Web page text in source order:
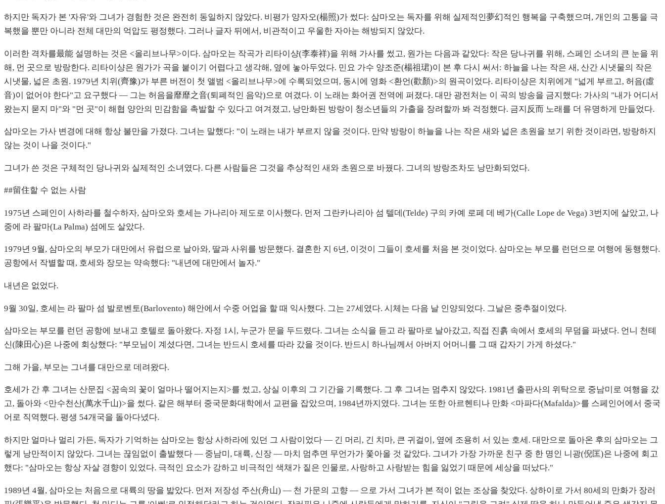
하지만 독자가 본 '자유'와 그녀가 경험한 것은 완전히 동일하지 않았다. 비평가 양자오(楊照)가 썼다: 삼마오는 독자를 위해 실제적인夢幻적인 행복을 구축했으며, 개인의 고통을 극
복했을 뿐만 아니라 전체 대만의 억압도 평정했다. 그러나 글자 뒤에서, 비관적이고 우울한 자아는 해방되지 않았다.
이러한 격차를最能 설명하는 것은 <올리브나무>이다. 삼마오는 작곡가 리타이샹(李泰祥)을 위해 가사를 썼고, 원가는 다음과 같았다: 작은 당나귀를 위해, 스페인 소녀의 큰 눈을 위
해, 먼 곳으로 방랑한다. 리타이샹은 원가가 곡을 붙이기 어렵다고 생각해, 옆에 놓아두었다. 민요 가수 양조준(楊祖珺)이 본 후 다시 써서: 하늘을 나는 작은 새, 산간 시냇물의 작은
시냇물, 넓은 초원. 1979년 치위(齊豫)가 부른 버전이 첫 앨범 <올리브나무>에 수록되었으며, 동시에 영화 <환언(歡顏)>의 원곡이었다. 리타이샹은 치위에게 "넓게 부르고, 허음(虛
音)이 없어야 한다"고 요구했다 — 그는 허음을靡靡之音(퇴폐적인 음악)으로 여겼다. 이 노래는 화어권 전역에 퍼졌다. 대만 광전처는 이 곡의 방송을 금지했다: 가사의 "내가 어디서
왔는지 묻지 마"와 "먼 곳"이 해협 양안의 민감함을 촉발할 수 있다고 여겨졌고, 낭만화된 방랑이 청소년들의 가출을 장려할까 봐 걱정했다. 금지反而 노래를 더 유명하게 만들었다.
삼마오는 가사 변경에 대해 항상 불만을 가졌다. 그녀는 말했다: "이 노래는 내가 부르지 않을 것이다. 만약 방랑이 하늘을 나는 작은 새와 넓은 초원을 보기 위한 것이라면, 방랑하지
않는 것이 나을 것이다."
그녀가 쓴 것은 구체적인 당나귀와 실제적인 소녀였다. 다른 사람들은 그것을 추상적인 새와 초원으로 바꿨다. 그녀의 방랑조차도 낭만화되었다.
##留住할 수 없는 사람
1975년 스페인이 사하라를 철수하자, 삼마오와 호세는 가나리아 제도로 이사했다. 먼저 그란카나리아 섬 텔데(Telde) 구의 카예 로페 데 베가(Calle Lope de Vega) 3번지에 살았고, 나
중에 라 팔마(La Palma) 섬에도 살았다.
1979년 9월, 삼마오의 부모가 대만에서 유럽으로 날아와, 딸과 사위를 방문했다. 결혼한 지 6년, 이것이 그들이 호세를 처음 본 것이었다. 삼마오는 부모를 런던으로 여행에 동행했다.
공항에서 작별할 때, 호세와 장모는 약속했다: "내년에 대만에서 놀자."
내년은 없었다.
9월 30일, 호세는 라 팔마 섬 발로벤토(Barlovento) 해안에서 수중 어업을 할 때 익사했다. 그는 27세였다. 시체는 다음 날 인양되었다. 그날은 중추절이었다.
삼마오는 부모를 런던 공항에 보내고 호텔로 돌아왔다. 자정 1시, 누군가 문을 두드렸다. 그녀는 소식을 듣고 라 팔마로 날아갔고, 직접 진흙 속에서 호세의 무덤을 파냈다. 언니 천톄
신(陳田心)은 나중에 회상했다: "부모님이 계셨다면, 그녀는 반드시 호세를 따라 갔을 것이다. 반드시 하나님께서 아버지 어머니를 그 때 갑자기 가게 하셨다."
그해 가을, 부모는 그녀를 대만으로 데려왔다.
호세가 간 후 그녀는 산문집 <꿈속의 꽃이 얼마나 떨어지는지>를 썼고, 상실 이후의 그 기간을 기록했다. 그 후 그녀는 멈추지 않았다. 1981년 출판사의 위탁으로 중남미로 여행을 갔
고, 돌아와 <만수천산(萬水千山)>을 썼다. 같은 해부터 중국문화대학에서 교편을 잡았으며, 1984년까지였다. 그녀는 또한 아르헨티나 만화 <마파다(Mafalda)>를 스페인어에서 중국
어로 직역했다. 평생 54개국을 돌아다녔다.
하지만 얼마나 멀리 가든, 독자가 기억하는 삼마오는 항상 사하라에 있던 그 사람이었다 — 긴 머리, 긴 치마, 큰 귀걸이, 옆에 조용히 서 있는 호세. 대만으로 돌아온 후의 삼마오는 그
렇게 낭만적이지 않았다. 그녀는 끊임없이 출발했다 — 중남미, 대륙, 신장 — 마치 멈추면 무언가가 쫓아올 것 같았다. 그녀가 가장 가까운 친구 중 한 명인 니광(倪匡)은 나중에 회고
했다: "삼마오는 항상 자살 경향이 있었다. 극적인 요소가 강하고 비극적인 색채가 짙은 인물로, 사랑하고 사랑받는 힘을 잃었기 때문에 세상을 떠났다."
1989년 4월, 삼마오는 처음으로 대륙의 땅을 밟았다. 먼저 저장성 주산(舟山) — 천 가문의 고향 — 으로 가서 그녀가 본 적이 없는 조상을 찾았다. 상하이로 가서 80세의 만화가 장러